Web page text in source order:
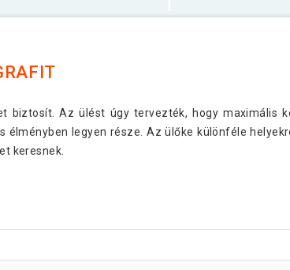
biztosít. Az ülést úgy tervezték, hogy maximális
legyen része. Az ülőke különféle
keresnek.